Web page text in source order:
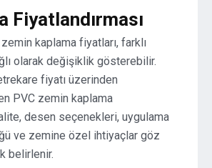
Fiyatlandırması
zemin kaplama fiyatları, farklı
olarak değişiklik gösterebilir.
fiyatı üzerinden
PVC zemin kaplama
desen seçenekleri, uygulama
ve zemine özel ihtiyaçlar göz
belirlenir.